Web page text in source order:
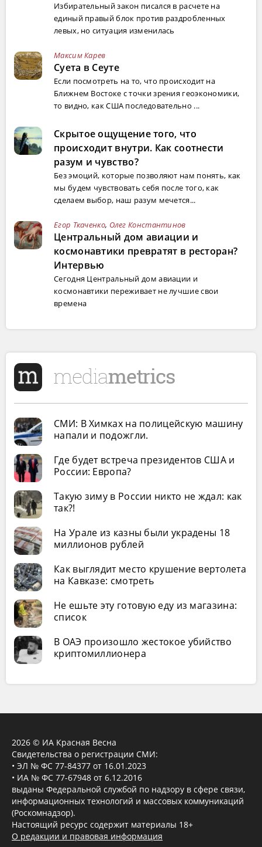
Избирательный закон писался в расчете на
единый правый блок против раздробленных
левых, но ситуация изменилась
Максим Карев
Суета в Сеуте
Если посмотреть на то, что происходит на
Ближнем Востоке с точки зрения геоэкономики,
то видно, как США последовательно ...
Скрытое ощущение того, что
происходит внутри. Как соотнести
разум и чувство?
Без эмоций, которые позволяют нам понять, как
мы будем чувствовать себя после того, как
сделаем выбор, наш разум мечется...
Егор Ткаченко, Олег Константинов
Центральный дом авиации и
космонавтики превратят в ресторан?
Интервью
Сегодня Центральный дом авиации и
космонавтики переживает не лучшие свои
времена
СМИ: В Химках на полицейскую машину
напали и подожгли.
Где будет встреча президентов США и
России: Европа?
Такую зиму в России никто не ждал: как
так?!
На Урале из казны были украдены 18
миллионов рублей
Как выглядит место крушение вертолета
на Кавказе: смотреть
Не ешьте эту готовую еду из магазина:
список
В ОАЭ произошло жестокое убийство
криптомиллионера
2026 © ИА Красная Весна
Свидетельства о регистрации СМИ:
• ЭЛ № ФС 77-84377 от 16.01.2023
• ИА № ФС 77-67948 от 6.12.2016
выданы Федеральной службой по надзору в сфере связи,
информационных технологий и массовых коммуникаций
(Роскомнадзор).
Настоящий ресурс содержит материалы 18+
О редакции и правовая информация